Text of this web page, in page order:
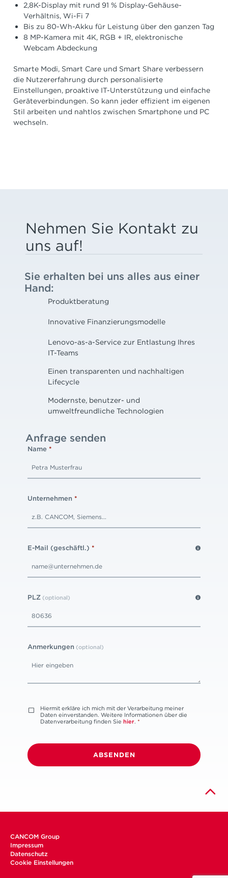
2,8K-Display mit rund 91 % Display-Gehäuse-
Verhältnis, Wi-Fi 7
Bis zu 80-Wh-Akku für Leistung über den ganzen Tag
8 MP-Kamera mit 4K, RGB + IR, elektronische
Webcam Abdeckung
Smarte Modi, Smart Care und Smart Share verbessern
die Nutzererfahrung durch personalisierte
Einstellungen, proaktive IT-Unterstützung und einfache
Geräteverbindungen. So kann jeder effizient im eigenen
Stil arbeiten und nahtlos zwischen Smartphone und PC
wechseln.
Nehmen Sie Kontakt zu
uns auf!
Sie erhalten bei uns alles aus einer
Hand:
Produktberatung
Innovative Finanzierungsmodelle
Lenovo-as-a-Service zur Entlastung Ihres
IT-Teams
Einen transparenten und nachhaltigen
Lifecycle
Modernste, benutzer- und
umweltfreundliche Technologien
Anfrage senden
Name *
Unternehmen *
E-Mail (geschäftl.) *
PLZ (optional)
Anmerkungen (optional)
Hiermit erkläre ich mich mit der Verarbeitung meiner
Daten einverstanden. Weitere Informationen über die
Datenverarbeitung finden Siehier. *
ABSENDEN
CANCOM Group
Impressum
Datenschutz
Cookie Einstellungen